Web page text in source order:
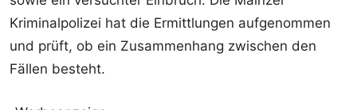
Kriminalpolizei hat die Ermittlungen aufgenommen
und prüft, ob ein Zusammenhang zwischen den
Fällen besteht.